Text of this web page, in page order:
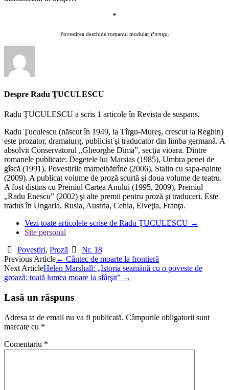
*
Povestirea deschide romanul modular Pivniţa
Despre Radu ŢUCULESCU
Radu ŢUCULESCU a scris 1 articole în Revista de suspans.
Radu Ţuculescu (născut în 1949, la Tîrgu-Mureş, crescut la Reghin)
este prozator, dramaturg, publicist şi traducator din limba germană. A
absolvit Conservatorul „Gheorghe Dima”, secţia vioara. Dintre
romanele publicate: Degetele lui Marsias (1985), Umbra penei de
gîscă (1991), Povestirile mameibătrîne (2006), Stalin cu sapa-nainte
(2009). A publicat volume de proză scurtă şi doua volume de teatru.
A fost distins cu Premiul Cartea Anului (1995, 2009), Premiul
„Radu Enescu” (2002) şi alte premii pentru proză şi traduceri. Este
tradus în Ungaria, Rusia, Austria, Cehia, Elveţia, Franţa.
Vezi toate articolele scrise de Radu ŢUCULESCU →
Site personal
Povestiri,Proză Nr. 18
Post
navigation
Previous Article← Cântec de moarte la frontieră
Next ArticleHelen Marshall: „Istoria seamănă cu o poveste de
groază: toată lumea moare la sfârşit” →
Lasă un răspuns
Adresa ta de email nu va fi publicată. Câmpurile obligatorii sunt
marcate cu *
Comentariu *